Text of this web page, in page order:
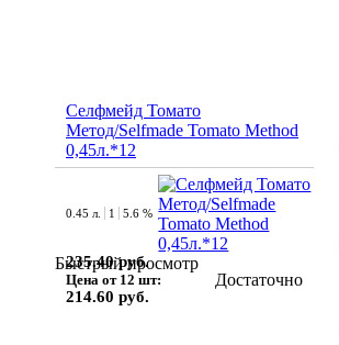
Селфмейд Томато
Метод/Selfmade Tomato Method
0,45л.*12
Быстрый просмотр
0.45 л. 1 5.6 %
235.40 руб.
Цена от 12 шт:
214.60 руб.
Достаточно